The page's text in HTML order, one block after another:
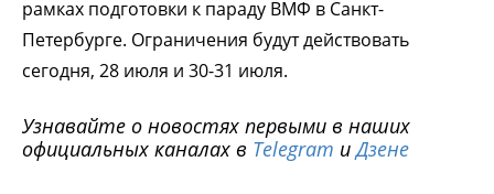
рамках подготовки к параду ВМФ в Санкт-
Петербурге. Ограничения будут действовать
сегодня, 28 июля и 30-31 июля.
Узнавайте о новостях первыми в наших
официальных каналах в Telegram иДзене